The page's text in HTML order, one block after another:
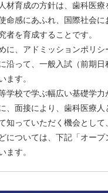
育成の方針は、歯科医
命感にあふれ、国際社会
者を育成することです。
、アドミッションポリ
沿って、一般入試（前期
ます。
校で学ぶ幅広い基礎学
、面接により、歯科医療
っていただく機会とし
については、下記「オー
ます。